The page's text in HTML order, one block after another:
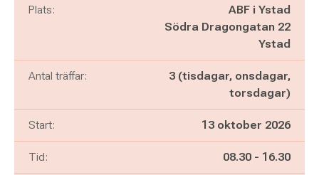
Plats:
ABF i Ystad
Södra Dragongatan 22
Ystad
Antal träffar:
3 (tisdagar, onsdagar,
torsdagar)
Start: 13 oktober 2026
Tid: Pågår mellan
08.30 - och
16.30